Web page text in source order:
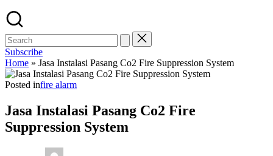
Subscribe
Home » Jasa Instalasi Pasang Co2 Fire Suppression System
Posted infire alarm
Jasa Instalasi Pasang Co2 Fire
Suppression System